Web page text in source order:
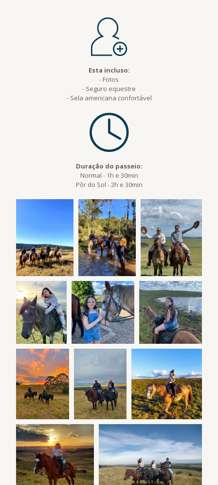
Esta incluso:
- Fotos
- Seguro equestre
- Sela americana confortável
Duração do passeio:
Normal - 1h e 30min
Pôr do Sol - 2h e 30min